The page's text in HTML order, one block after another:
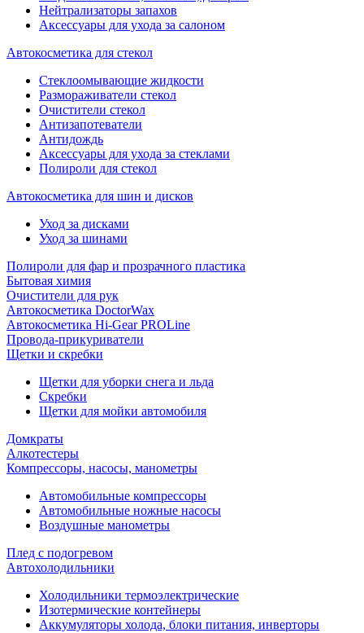
Нейтрализаторы запахов
Аксессуары для ухода за салоном
Автокосметика для стекол
Стеклоомывающие жидкости
Размораживатели стекол
Очистители стекол
Антизапотеватели
Антидождь
Аксессуары для ухода за стеклами
Полироли для стекол
Автокосметика для шин и дисков
Уход за дисками
Уход за шинами
Полироли для фар и прозрачного пластика
Бытовая химия
Очистители для рук
Автокосметика DoctorWax
Автокосметика Hi-Gear PROLine
Провода-прикуриватели
Щетки и скребки
Щетки для уборки снега и льда
Скребки
Щетки для мойки автомобиля
Домкраты
Алкотестеры
Компрессоры, насосы, манометры
Автомобильные компрессоры
Автомобильные ножные насосы
Воздушные манометры
Плед с подогревом
Автохолодильники
Холодильники термоэлектрические
Изотермические контейнеры
Аккумуляторы холода, блоки питания, инверторы